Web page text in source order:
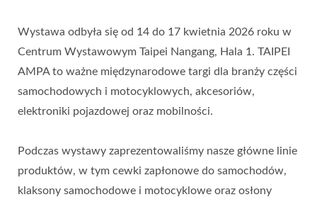
Wystawa odbyła się od 14 do 17 kwietnia 2026 roku w
Centrum Wystawowym Taipei Nangang, Hala 1. TAIPEI
AMPA to ważne międzynarodowe targi dla branży części
samochodowych i motocyklowych, akcesoriów,
elektroniki pojazdowej oraz mobilności.
Podczas wystawy zaprezentowaliśmy nasze główne linie
produktów, w tym cewki zapłonowe do samochodów,
klaksony samochodowe i motocyklowe oraz osłony